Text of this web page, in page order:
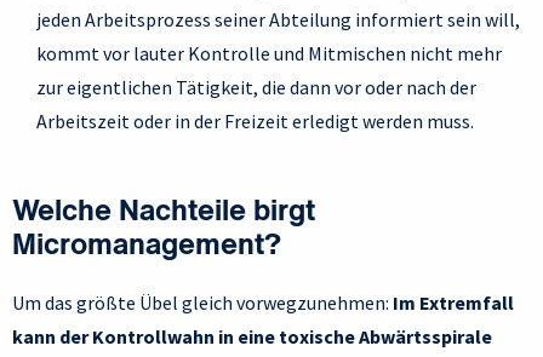
jeden Arbeitsprozess seiner Abteilung informiert sein will,
kommt vor lauter Kontrolle und Mitmischen nicht mehr
zur eigentlichen Tätigkeit, die dann vor oder nach der
Arbeitszeit oder in der Freizeit erledigt werden muss.
Welche Nachteile birgt
Micromanagement?
Um das größte Übel gleich vorwegzunehmen: Im Extremfall
kann der Kontrollwahn in eine toxische Abwärtsspirale